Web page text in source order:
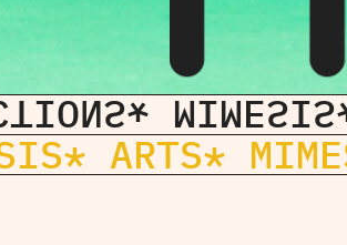
* MIMESIS
* ARTS*